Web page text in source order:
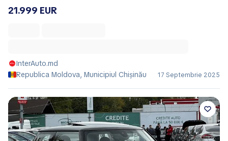
21.999 EUR
InterAuto.md
Republica Moldova, Municipiul Chișinău
17 Septembrie 2025